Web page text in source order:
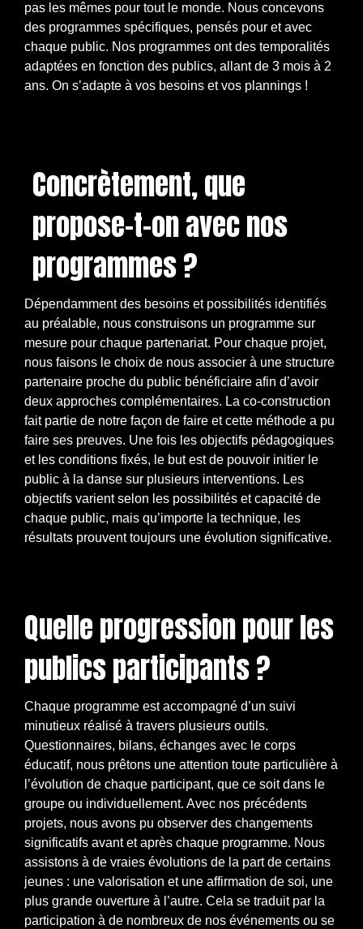
pas les mêmes pour tout le monde. Nous concevons
des programmes spécifiques, pensés pour et avec
chaque public. Nos programmes ont des temporalités
adaptées en fonction des publics, allant de 3 mois à 2
ans. On s’adapte à vos besoins et vos plannings !
Concrètement, que
propose-t-on avec nos
programmes ?
Dépendamment des besoins et possibilités identifiés
au préalable, nous construisons un programme sur
mesure pour chaque partenariat. Pour chaque projet,
nous faisons le choix de nous associer à une structure
partenaire proche du public bénéficiaire afin d’avoir
deux approches complémentaires. La co-construction
fait partie de notre façon de faire et cette méthode a pu
faire ses preuves. Une fois les objectifs pédagogiques
et les conditions fixés, le but est de pouvoir initier le
public à la danse sur plusieurs interventions. Les
objectifs varient selon les possibilités et capacité de
chaque public, mais qu’importe la technique, les
résultats prouvent toujours une évolution significative.
Quelle progression pour les
publics participants ?
Chaque programme est accompagné d’un suivi
minutieux réalisé à travers plusieurs outils.
Questionnaires, bilans, échanges avec le corps
éducatif, nous prêtons une attention toute particulière à
l’évolution de chaque participant, que ce soit dans le
groupe ou individuellement. Avec nos précédents
projets, nous avons pu observer des changements
significatifs avant et après chaque programme. Nous
assistons à de vraies évolutions de la part de certains
jeunes : une valorisation et une affirmation de soi, une
plus grande ouverture à l’autre. Cela se traduit par la
participation à de nombreux de nos événements ou se